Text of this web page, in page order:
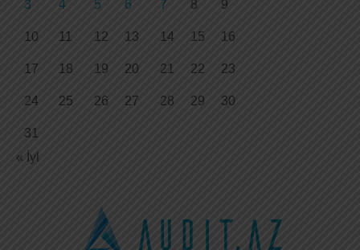
3 4 5 6 7 8 9
10 11 12 13 14 15 16
17 18 19 20 21 22 23
24 25 26 27 28 29 30
31
« İyl